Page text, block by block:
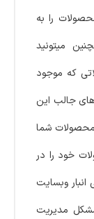
را به
میتونید
که موجود
های جالب این
محصولات شما
خود را در
وبسایت
مدیریت